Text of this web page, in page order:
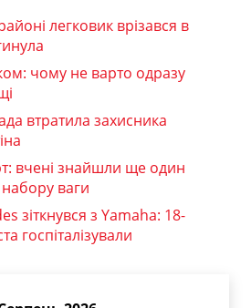
легковик врізався в
чому не варто одразу
втратила захисника
вчені знайшли ще один
ваги
зіткнувся з Yamaha: 18-
госпіталізували